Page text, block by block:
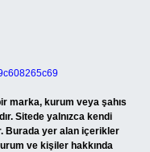
marka, kurum veya şahıs
Sitede yalnızca kendi
Burada yer alan içerikler
ve kişiler hakkında